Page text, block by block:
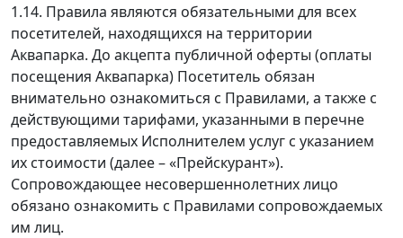
1.14. Правила являются обязательными для всех
посетителей, находящихся на территории
Аквапарка. До акцепта публичной оферты (оплаты
посещения Аквапарка) Посетитель обязан
внимательно ознакомиться с Правилами, а также с
действующими тарифами, указанными в перечне
предоставляемых Исполнителем услуг с указанием
их стоимости (далее – «Прейскурант»).
Сопровождающее несовершеннолетних лицо
обязано ознакомить с Правилами сопровождаемых
им лиц.